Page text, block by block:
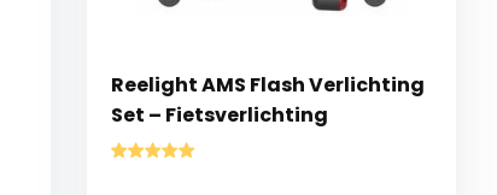
Reelight AMS Flash Verlichting
Set – Fietsverlichting